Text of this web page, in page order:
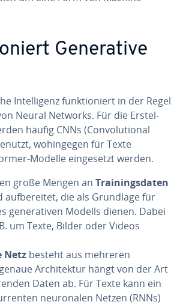
Ge­ne­ra­ti­ve
In­tel­li­genz funk­tio­niert in der Regel
Neural Networks. Für die Er­stel­
häufig CNNs (Con­vo­lu­tio­nal
wo­hin­ge­gen für Texte
Modelle ein­ge­setzt werden.
große Mengen an Trai­nings­da­ten
auf­be­rei­tet, die als Grundlage für
ge­ne­ra­ti­ven Modells dienen. Dabei
um Texte, Bilder oder Videos
Netz besteht aus mehreren
Ar­chi­tek­tur hängt von der Art
Daten ab. Für Texte kann ein
neu­ro­na­len Netzen (RNNs)